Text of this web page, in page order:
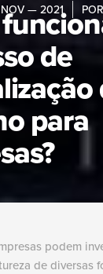
NOV — 2021
de
para
podem
de diversas